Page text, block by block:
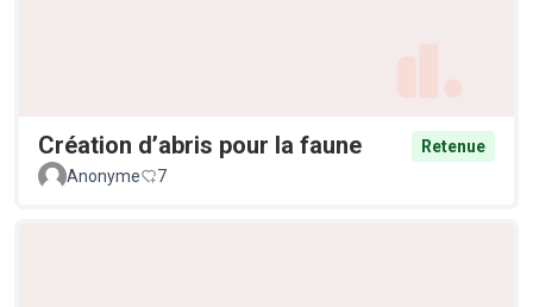
Création d’abris pour la faune
Retenue
Anonyme
7